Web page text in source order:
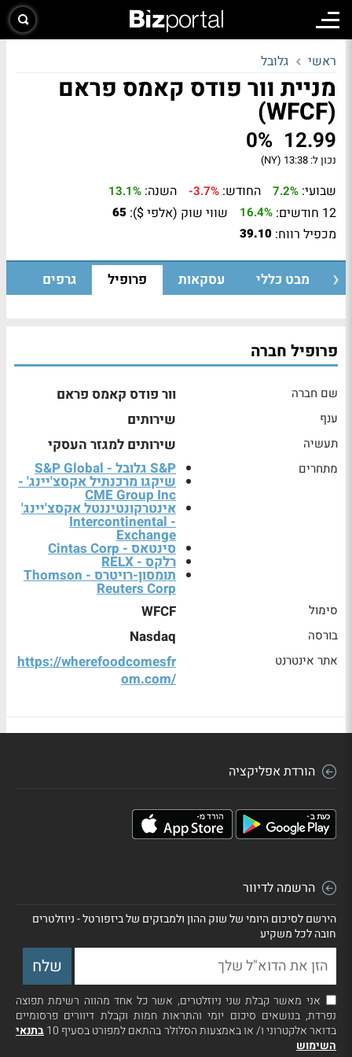
ראשי גלובל
מניית וור פודס קאמס פראם
(WFCF)
12.99
0%
נכון ל: 13:38 (NY)
שבועי: 7.2% החודש: -3.7% השנה: 13.1%
12 חודשים: 16.4% שווי שוק (אלפי $): 65
מכפיל רווח: 39.10
מבט כללי עסקאות פרופיל גרפים
פרופיל חברה
שם חברה וור פודס קאמס פראם
ענף שירותים
תעשיה שירותים למגזר העסקי
מתחרים S&P גלובל - S&P Global
שיקגו מרכנתיל אקסצ'יינג' -
CME Group Inc
אינטרקונטיננטל אקסצ'יינג'
- Intercontinental
Exchange
סינטאס - Cintas Corp
רלקס - RELX
תומסון-רויטרס - Thomson
Reuters Corp
סימול WFCF
בורסה Nasdaq
אתר אינטרנט
https://wherefoodcomesfr
om.com/
הורדת אפליקציה
הרשמה לדיוור
הירשם לסיכום היומי של שוק ההון ולמבזקים של ביזפורטל - ניוזלטרים
חובה לכל משקיע
אני מאשר קבלת שני ניוזלטרים, אשר כל אחד מהווה רשימת תפוצה
נפרדת, בנושאים סיכום יומי והתראות חמות וקבלת דיוורים פרסומיים
בדואר אלקטרוני ו/ או באמצעות הסלולר בהתאם למפורט בסעיף 10
בתנאי
השימוש